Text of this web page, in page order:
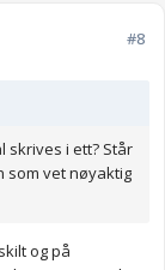
#8
skrives i ett? Står
som vet nøyaktig
og på